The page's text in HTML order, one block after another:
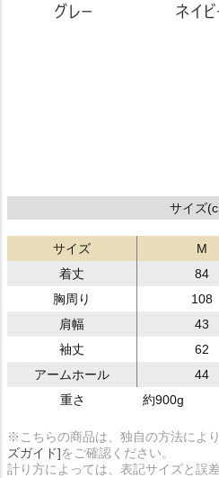
サイズ
サイズ M
着丈
84
胸周り
108
肩幅
43
袖丈
62
アームホール
44
重さ
約900g
※こちらの商品は、独自の方法によ
ズガイド]をご確認ください。
計り方によっては、表記サイズと誤